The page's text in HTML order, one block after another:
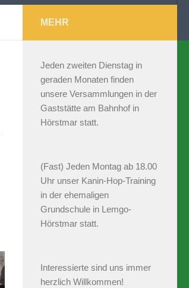
MEHR
Jeden zweiten Dienstag in
geraden Monaten finden
unsere Versammlungen in der
Gaststätte am Bahnhof in
Hörstmar statt.
(Fast) Jeden Montag ab 18.00
Uhr unser Kanin-Hop-Training
in der ehemaligen
Grundschule in Lemgo-
Hörstmar statt.
Interessierte sind uns immer
herzlich Willkommen!